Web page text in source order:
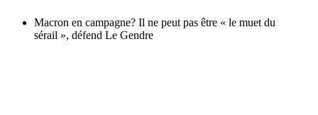
Macron en campagne? Il ne peut pas être « le muet du
sérail », défend Le Gendre